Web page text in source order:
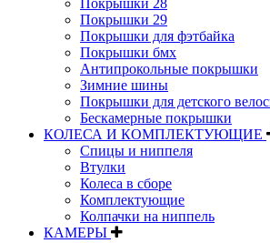
Покрышки 28
Покрышки 29
Покрышки для фэтбайка
Покрышки бмх
Антипрокольные покрышки
Зимние шины
Покрышки для детского
Бескамерные покрышки
КОЛЕСА И КОМПЛЕКТУЮЩИЕ
Спицы и ниппеля
Втулки
Колеса в сборе
Комплектующие
Колпачки на ниппель
КАМЕРЫ